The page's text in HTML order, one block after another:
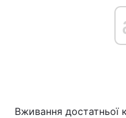
Вживання достатньої